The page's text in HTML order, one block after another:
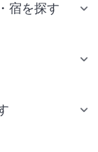
宿を探す